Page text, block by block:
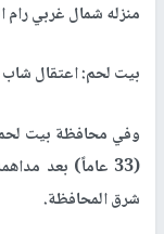
منزله شمال غربي رام
بيت لحم: اعتقال شاب
وفي محافظة بيت
(33 عاماً) بعد
شرق المحافظة.